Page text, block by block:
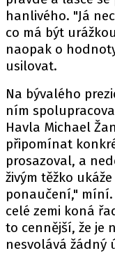
hanlivého. "Já
co má být
naopak o
usilovat.
Na bývalého
ním
Havla Michael
připomínat
prosazoval, a
živým těžko
ponaučení," míní.
celé zemi koná
to cennější, že je
nesvolává žádný